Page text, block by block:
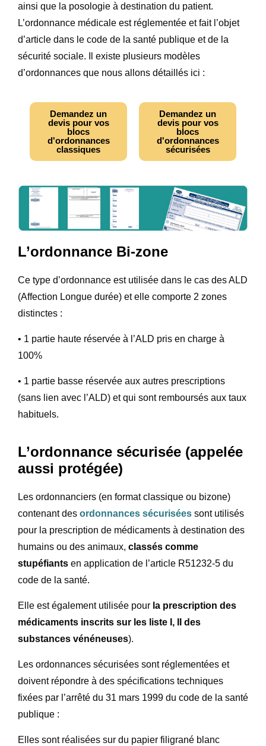
ainsi que la posologie à destination du patient.
L’ordonnance médicale est réglementée et fait l’objet
d’article dans le code de la santé publique et de la
sécurité sociale. Il existe plusieurs modèles
d’ordonnances que nous allons détaillés ici :
Demandez un
devis pour vos
blocs
d'ordonnances
classiques
Demandez un
devis pour vos
blocs
d'ordonnances
sécurisées
L’ordonnance Bi-zone
Ce type d’ordonnance est utilisée dans le cas des ALD
(Affection Longue durée) et elle comporte 2 zones
distinctes :
• 1 partie haute réservée à l’ALD pris en charge à
100%
• 1 partie basse réservée aux autres prescriptions
(sans lien avec l’ALD) et qui sont remboursés aux taux
habituels.
L’ordonnance sécurisée (appelée
aussi protégée)
Les ordonnanciers (en format classique ou bizone)
contenant des ordonnances sécurisées sont utilisés
pour la prescription de médicaments à destination des
humains ou des animaux, classés comme
stupéfiants en application de l’article R51232-5 du
code de la santé.
Elle est également utilisée pour la prescription des
médicaments inscrits sur les liste I, II des
substances vénéneuses).
Les ordonnances sécurisées sont réglementées et
doivent répondre à des spécifications techniques
fixées par l’arrêté du 31 mars 1999 du code de la santé
publique :
Elles sont réalisées sur du papier filigrané blanc